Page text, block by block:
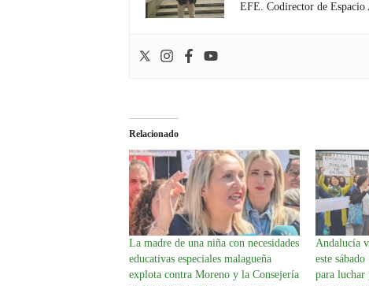
EFE. Codirector de
Relacionado
La madre de una niña con necesidades
educativas especiales malagueña
explota contra Moreno y la Consejería
Andalucía
este
para luchar